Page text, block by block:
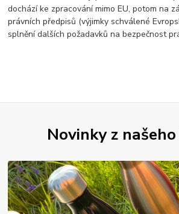
dochází ke zpracování mimo EU, potom na
právních předpisů (výjimky schválené
splnění dalších požadavků na bezpečnost
Novinky z